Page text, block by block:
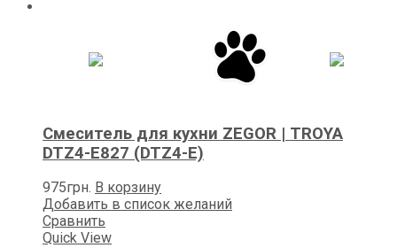
Смеситель для кухни ZEGOR | TROYA
DTZ4-E827 (DTZ4-E)
975грн. В корзину
Добавить в список желаний
Сравнить
Quick View